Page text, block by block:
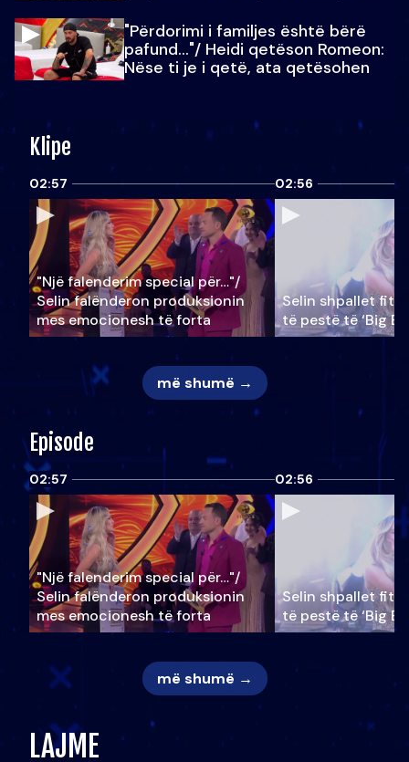
"Përdorimi i familjes është bërë
pafund…"/ Heidi qetëson Romeon:
Nëse ti je i qetë, ata qetësohen
Klipe
02:57
"Një falenderim special për…"/
Selin falënderon produksionin
mes emocionesh të forta
02:56
Selin shpallet
të pestë të ‘Big
më shumë →
Episode
02:57
"Një falenderim special për…"/
Selin falënderon produksionin
mes emocionesh të forta
02:56
Selin shpallet
të pestë të ‘Big
më shumë →
LAJME